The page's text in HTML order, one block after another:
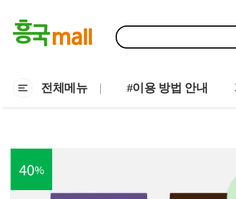
전체메뉴 #이용 방법 안내
40%